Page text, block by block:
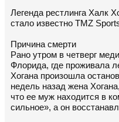
Легенда рестлинга Халк
стало известно TMZ
Причина смерти
Рано утром в четверг
Флорида, где проживала
Хогана произошла
недель назад жена
что ее муж находится в
сильное», а он